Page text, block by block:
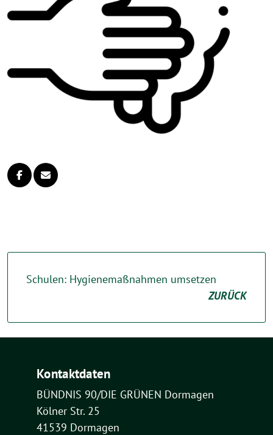
Schulen: Hygienemaßnahmen umsetzen
ZURÜCK
Kontaktdaten
BÜNDNIS 90/DIE GRÜNEN Dormagen
Kölner Str. 25
41539 Dormagen